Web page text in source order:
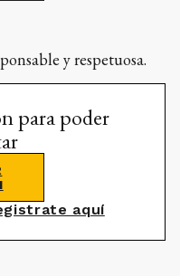
y respetuosa.
para poder
aquí